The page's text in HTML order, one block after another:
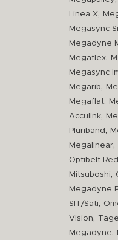
Linea X,
Megasync
Megadyne
Megaflex,
Megasync
Megarib,
Megaflat,
Acculink,
Pluriband ,
Megalinear,
Optibelt
Mitsuboshi,
Megadyne
SIT/Sati,
Vision,
Megadyne,